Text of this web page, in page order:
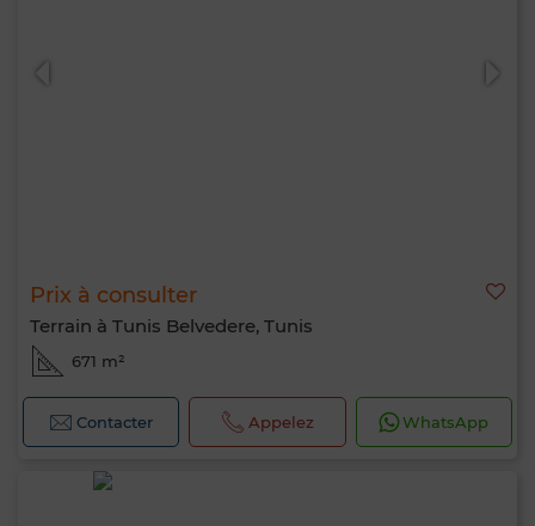
Prix à consulter
Terrain à Tunis Belvedere, Tunis
671 m²
Contacter Appelez WhatsApp